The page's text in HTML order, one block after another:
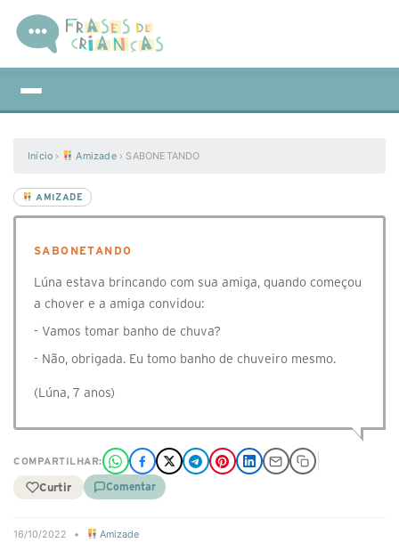
Início › Amizade › SABONETANDO
AMIZADE
SABONETANDO
Lúna estava brincando com sua amiga, quando começou
a chover e a amiga convidou:
- Vamos tomar banho de chuva?
- Não, obrigada. Eu tomo banho de chuveiro mesmo.
(Lúna, 7 anos)
COMPARTILHAR:
Curtir Comentar
16/10/2022 • Amizade